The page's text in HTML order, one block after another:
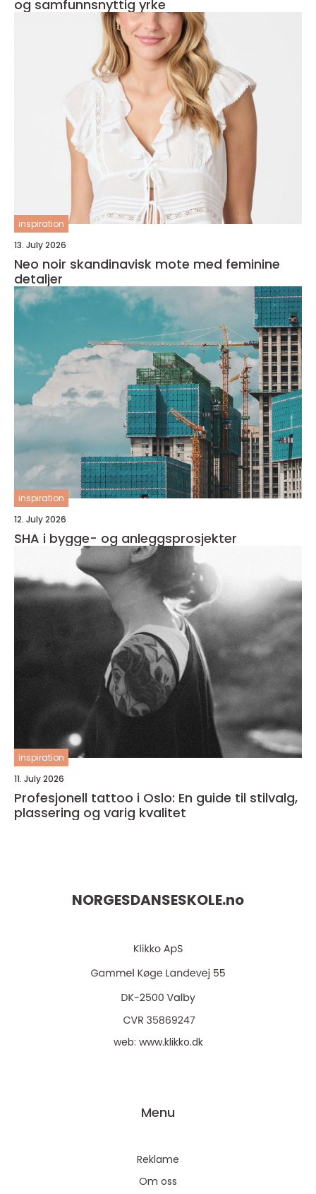
og samfunnsnyttig yrke
inspiration
13. July 2026
Neo noir skandinavisk mote med feminine
detaljer
inspiration
12. July 2026
SHA i bygge- og anleggsprosjekter
inspiration
11. July 2026
Profesjonell tattoo i Oslo: En guide til stilvalg,
plassering og varig kvalitet
NORGESDANSESKOLE.no
web: www.klikko.dk
Menu
Reklame
Om oss